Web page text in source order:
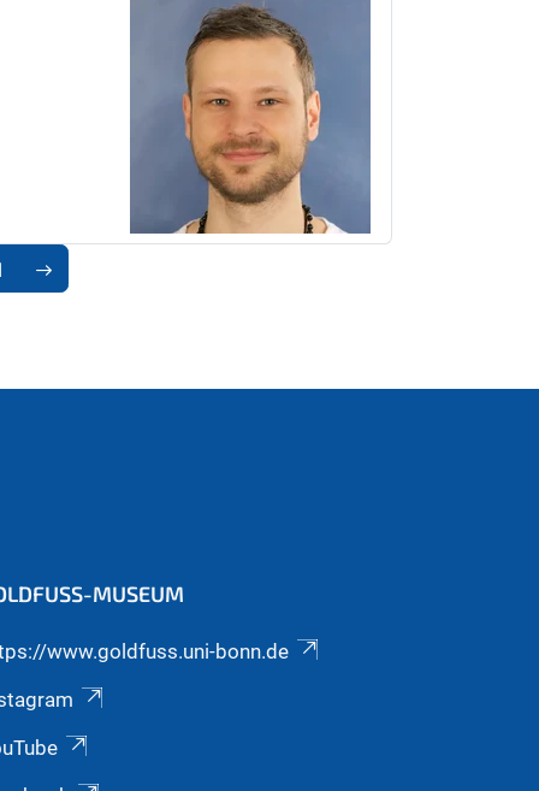
MUSEUM
www.goldfuss.uni-bonn.de